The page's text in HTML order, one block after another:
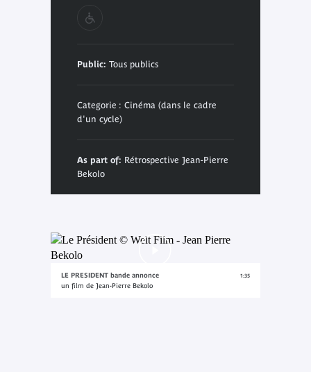
Public: Tous publics
Categorie : Cinéma (dans le cadre
d'un cycle)
As part of: Rétrospective Jean-Pierre
Bekolo
LE PRESIDENT bande annonce
un film de Jean-Pierre Bekolo
1:35